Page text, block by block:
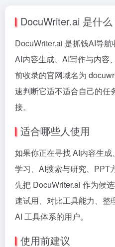
DocuWriter.ai 是什么
DocuWriter.ai 是抓钱AI导
AI内容生成、AI写作与内容
前收录的官网域名为
速判断它适不适合自己的任
接。
适合哪些人使用
如果你正在寻找 AI内容生
学习、AI搜索与研究、PPT
先把 DocuWriter.ai 作为候
速试用、对比工具能力、整
AI 工具体系的用户。
使用前建议